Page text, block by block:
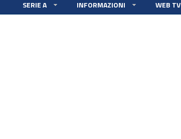
SERIE A INFORMAZIONI WEB TV